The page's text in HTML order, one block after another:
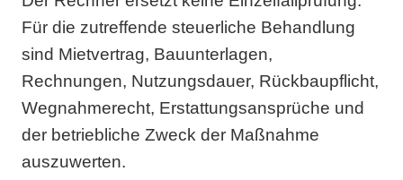
Für die zutreffende steuerliche Behandlung
sind Mietvertrag, Bauunterlagen,
Rechnungen, Nutzungsdauer, Rückbaupflicht,
Wegnahmerecht, Erstattungsansprüche und
der betriebliche Zweck der Maßnahme
auszuwerten.